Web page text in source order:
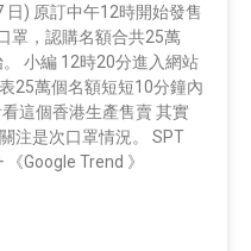
日) 原訂中午12時開始發售
罩，認購名額合共25萬
小編 12時20分進入網站
25萬個名額短短10分鐘內
這個香港生產售賣 其實
注是次口罩情況。 SPT
Google Trend 》